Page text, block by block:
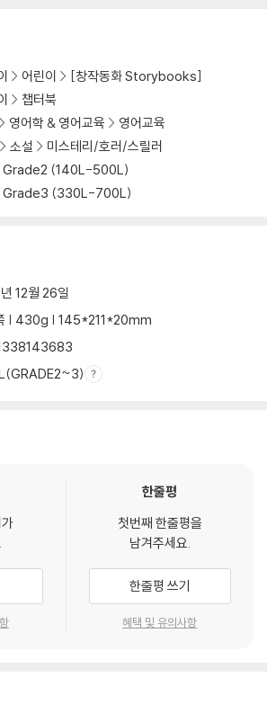
어린이
[창작동화 Storybooks]
챕터북
영어학 & 영어교육
영어교육
소설
미스테리/호러/스릴러
Grade2 (140L-500L)
Grade3 (330L-700L)
12월 26일
| 430g | 145*211*20mm
한줄평
첫번째 한줄평을
남겨주세요.
한줄평 쓰기
혜택 및 유의사항